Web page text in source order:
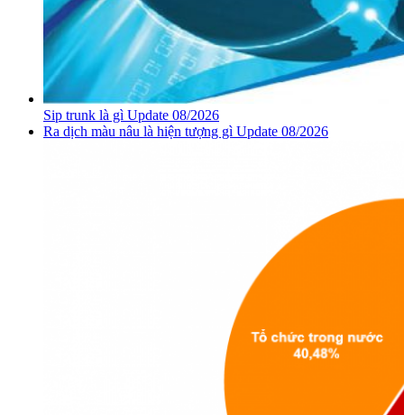
Sip trunk là gì Update 08/2026
Ra dịch màu nâu là hiện tượng gì Update 08/2026